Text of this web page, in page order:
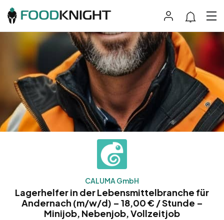
CALUMA GmbH
Lagerhelfer in der Lebensmittelbranche für
Andernach (m/w/d) – 18,00 € / Stunde –
Minijob, Nebenjob, Vollzeitjob